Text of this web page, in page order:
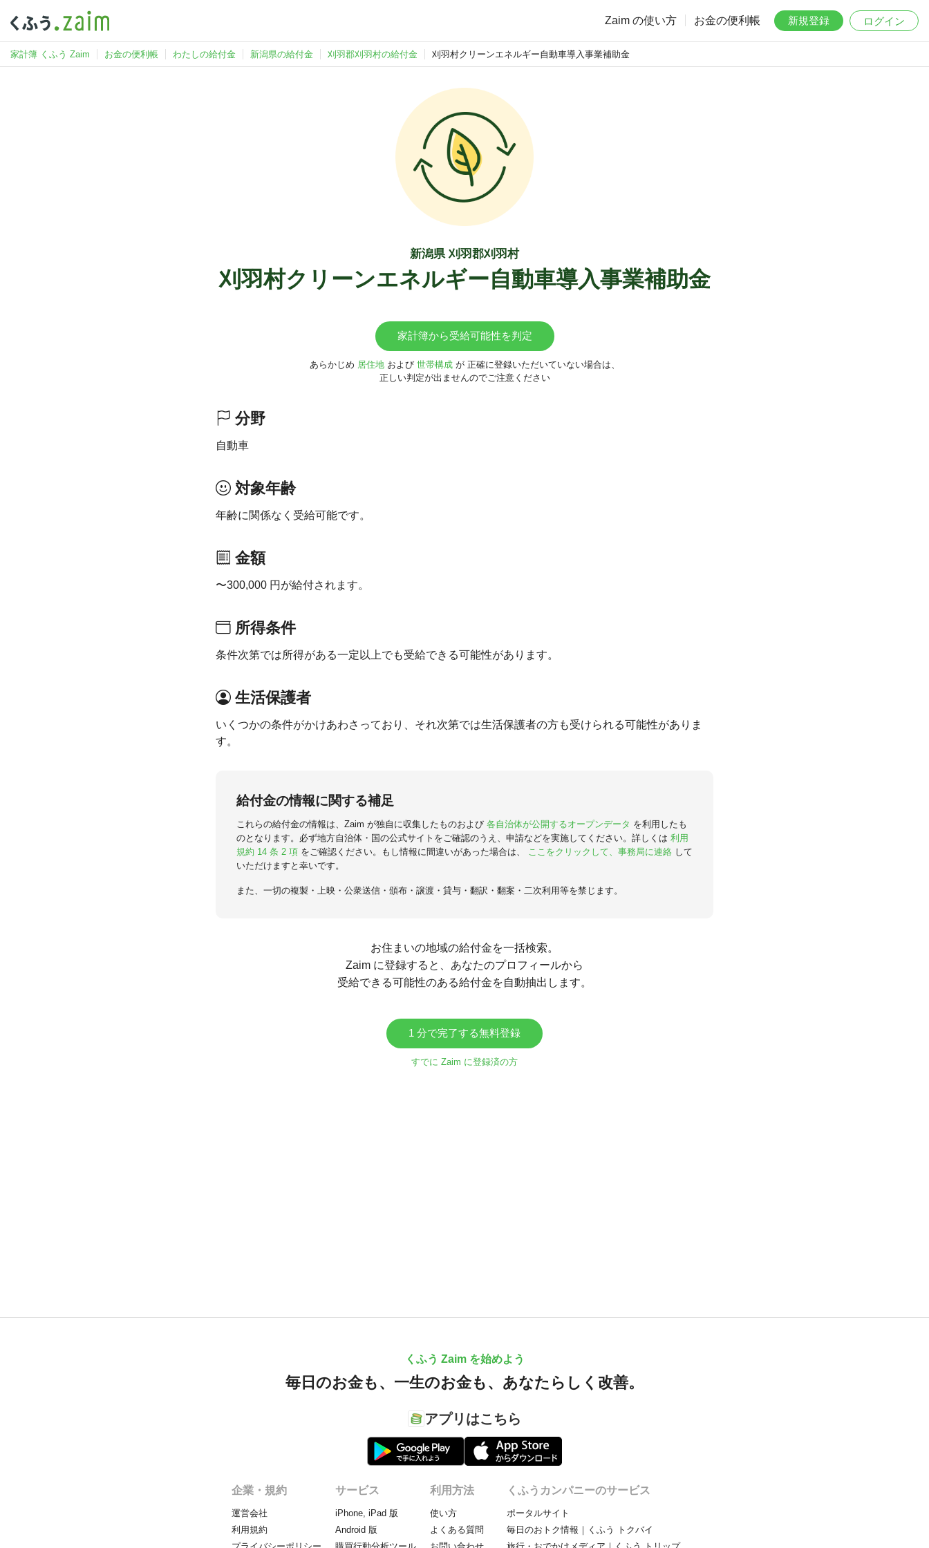
Zaim の使い方 お金の便利帳 新規登録 ログイン
家計簿 くふう Zaim お金の便利帳 わたしの給付金 新潟県の給付金 刈羽郡刈羽村の給付金 刈羽村クリーンエネルギー自動車導入事業補助金
新潟県 刈羽郡刈羽村
刈羽村クリーンエネルギー自動車導入事業補助金
家計簿から受給可能性を判定
あらかじめ 居住地および 世帯構成が 正確に登録いただいていない場合は、
正しい判定が出ませんのでご注意ください
分野
自動車
対象年齢
年齢に関係なく受給可能です。
金額
〜300,000 円が給付されます。
所得条件
条件次第では所得がある一定以上でも受給できる可能性があります。
生活保護者
いくつかの条件がかけあわさっており、それ次第では生活保護者の方も受けられる可能性がありま
す。
給付金の情報に関する補足
これらの給付金の情報は、Zaim が独自に収集したものおよび 各自治体が公開するオープンデータ を利用したも
のとなります。必ず地方自治体・国の公式サイトをご確認のうえ、申請などを実施してください。詳しくは 利用
規約 14 条 2 項 をご確認ください。もし情報に間違いがあった場合は、 ここをクリックして、事務局に連絡 して
いただけますと幸いです。
また、一切の複製・上映・公衆送信・頒布・譲渡・貸与・翻訳・翻案・二次利用等を禁じます。
お住まいの地域の給付金を一括検索。
Zaim に登録すると、あなたのプロフィールから
受給できる可能性のある給付金を自動抽出します。
1 分で完了する無料登録
すでに Zaim に登録済の方
くふう Zaim を始めよう
毎日のお金も、 一生のお金も、 あなたらしく改善。
アプリはこちら
企業・規約
運営会社
利用規約
プライバシーポリシー
サービス
iPhone, iPad 版
Android 版
購買行動分析ツール
利用方法
使い方
よくある質問
お問い合わせ
くふうカンパニーのサービス
ポータルサイト
毎日のおトク情報｜くふう トクバイ
旅行・おでかけメディア｜くふう トリップ